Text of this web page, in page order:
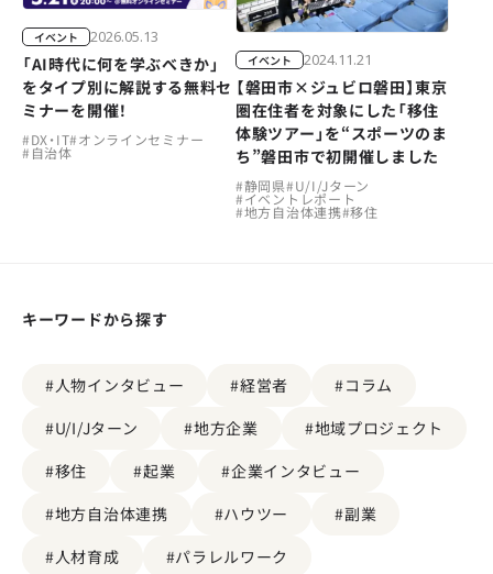
イベント 2026.05.13
「AI時代に何を学ぶべきか」
をタイプ別に解説する無料セ
ミナーを開催！
#DX・IT#オンラインセミナー
# 自治体
イベント 2024.11.21
【磐田市×ジュビロ磐田】東京
圏在住者を対象にした「移住
体験ツアー」を“スポーツのま
ち”磐田市で初開催しました
#静岡県#U/I/Jターン
#イベントレポート
#地方自治体連携#移住
キーワードから探す
#人物インタビュー #経営者
#コラム
#U/I/Jターン
#地方企業
#地域プロジェクト
#移住
#起業
#企業インタビュー
#地方自治体連携
#ハウツー
#副業
#人材育成
#パラレルワーク